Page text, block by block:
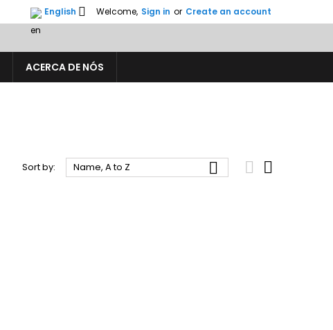
Welcome, Sign in or Create an account
English 
ACERCA DE NÓS
Sort by: Name, A to Z   